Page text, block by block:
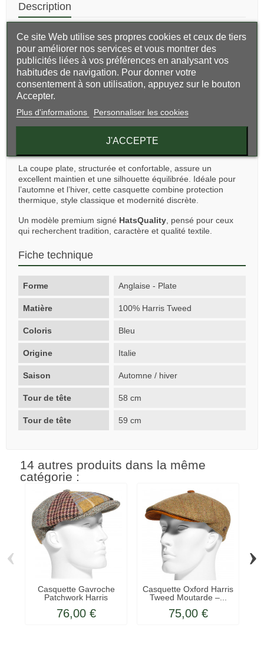
Description
Authentique et intemporelle, cette casquette plate
écossaise en laine Harris Tweed multicoloreincarne le
savoir-faire traditionnel du tissage écossais. Confectionnée
envéritable Harris Tweed, elle offre une qualité reconnue
pour sa résistance, sa chaleur naturelle et sa durabilité
exceptionnelle.
apporte du relief et une identité visuelle unique tout en
conservant une élégance raffinée. Chaque pièce présente
un rendu légèrement distinct, reflet de l’authenticité du
La coupe plate, structurée et confortable, assure un
excellent maintien et une silhouette équilibrée. Idéale pour
l’automne et l’hiver, cette casquette combine protection
thermique, style classique et modernité discrète.
Un modèle premium signé HatsQuality, pensé pour ceux
qui recherchent tradition, caractère et qualité textile.
Fiche technique
Forme Anglaise - Plate
Matière 100% Harris Tweed
Coloris Bleu
Origine Italie
Saison Automne / hiver
Tour de tête 58 cm
Tour de tête 59 cm
14 autres produits dans la même
catégorie :
Casquette Gavroche
Patchwork Harris
76,00 €
Casquette Oxford Harris
Tweed Moutarde –...
75,00 €
‹ ›
Ce site Web utilise ses propres cookies et ceux de tiers
pour améliorer nos services et vous montrer des
publicités liées à vos préférences en analysant vos
habitudes de navigation. Pour donner votre
consentement à son utilisation, appuyez sur le bouton
Accepter.
Plus d'informations Personnaliser les cookies
J'ACCEPTE